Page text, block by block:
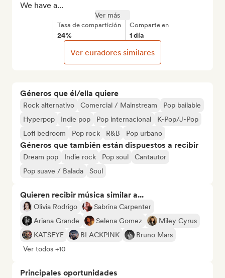
Géneros que él/ella quiere
Rock alternativo Comercial / Mainstream
Pop bailable
Hyperpop
Indie pop Pop internacional
K-Pop/J-Pop
Lofi bedroom
Pop rock R&B Pop urbano
Géneros que también están dispuestos a recibir
Dream pop Indie rock Pop soul
Cantautor
Pop suave / Balada
Soul
Quieren recibir música similar a...
Olivia Rodrigo
Sabrina Carpenter
Ariana Grande
Selena Gomez
Miley Cyrus
KATSEYE
BLACKPINK
Bruno Mars
Ver todos +10
Principales oportunidades
We have a...
Ver más
Tasa de compartición
24%
Comparte en
1 día
Ver curadores similares